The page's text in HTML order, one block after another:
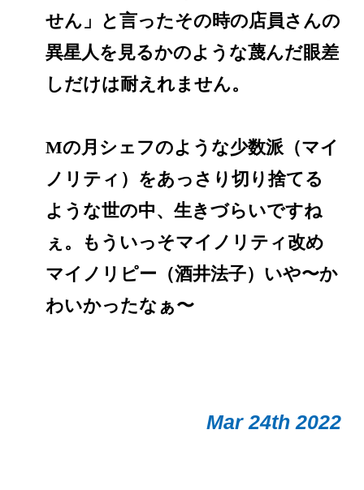
せん」と言ったその時の店員さんの
異星人を見るかのような蔑んだ眼差
しだけは耐えれません。
Mの月シェフのような少数派（マイ
ノリティ）をあっさり切り捨てる
ような世の中、生きづらいですね
ぇ。もういっそマイノリティ改め
マイノリピー（酒井法子）いや〜か
わいかったなぁ〜
Mar 24th 2022